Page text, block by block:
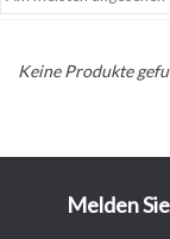
Keine Produkte
Melden